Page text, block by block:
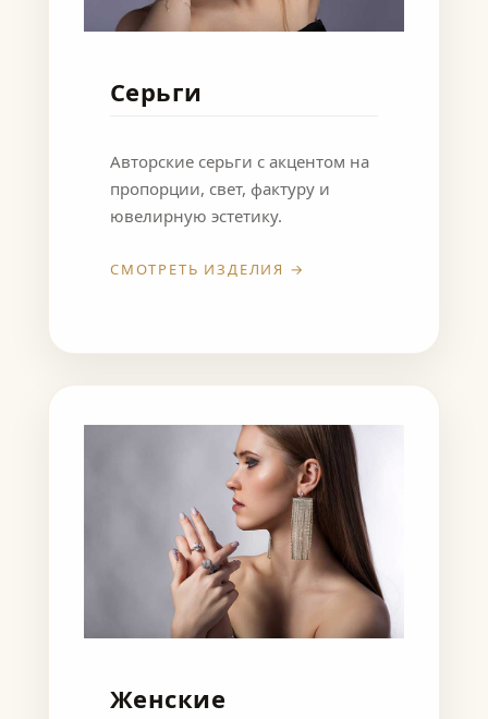
Серьги
Авторские серьги с акцентом на
пропорции, свет, фактуру и
ювелирную эстетику.
СМОТРЕТЬ ИЗДЕЛИЯ →
Женские